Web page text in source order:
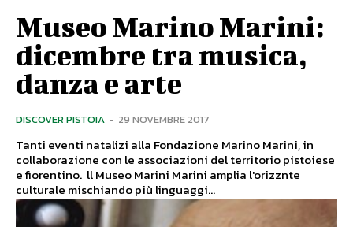
Museo Marino Marini:
dicembre tra musica,
danza e arte
DISCOVER PISTOIA - 29 NOVEMBRE 2017
Tanti eventi natalizi alla Fondazione Marino Marini, in
collaborazione con le associazioni del territorio pistoiese
e fiorentino. ll Museo Marini Marini amplia l'orizznte
culturale mischiando più linguaggi...